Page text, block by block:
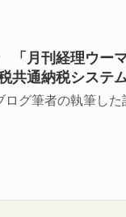
「月刊経理ウー
共通納税システ
グ筆者の執筆した